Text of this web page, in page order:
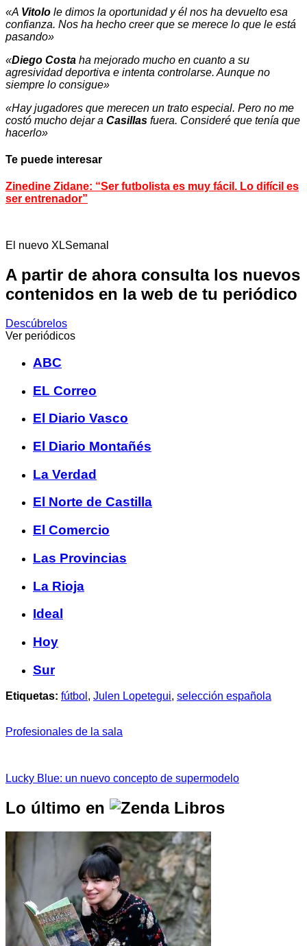
«A Vitolo le dimos la oportunidad y él nos ha devuelto esa
confianza. Nos ha hecho creer que se merece lo que le está
pasando»
«Diego Costa ha mejorado mucho en cuanto a su
agresividad deportiva e intenta controlarse. Aunque no
siempre lo consigue»
«Hay jugadores que merecen un trato especial. Pero no me
costó mucho dejar a Casillas fuera. Consideré que tenía que
hacerlo»
Te puede interesar
Zinedine Zidane: “Ser futbolista es muy fácil. Lo difícil es
ser entrenador”
El nuevo XLSemanal
A partir de ahora consulta los nuevos
contenidos en la web de tu periódico
Descúbrelos
Ver periódicos
ABC
EL Correo
El Diario Vasco
El Diario Montañés
La Verdad
El Norte de Castilla
El Comercio
Las Provincias
La Rioja
Ideal
Hoy
Sur
Etiquetas: fútbol , Julen Lopetegui, selección española
Profesionales de la sala
Lucky Blue: un nuevo concepto de supermodelo
Lo último en